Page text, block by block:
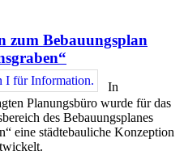
zum Bebauungsplan
In
Planungsbüro wurde für das
des Bebauungsplanes
eine städtebauliche Konzeption